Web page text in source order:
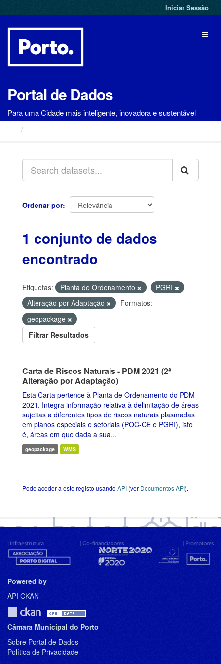
para
Iniciar Sessão
Portal de Dados
Para uma Cidade mais inteligente, inovadora e sustentável
Ordenar por
1 conjunto de dados
encontrado
Etiquetas: Planta de Ordenamento
PGRI
Alteração por Adaptação
Formatos:
geopackage
Filtrar Resultados
Carta de Riscos Naturais - PDM 2021 (2ª
Alteração por Adaptação)
Esta Carta pertence à Planta de Ordenamento do PDM
2021. Integra informação relativa à delimitação de áreas
sujeitas a diferentes tipos de riscos naturais plasmadas
em planos especiais e setoriais (POC-CE e PGRI), isto
é, áreas em que dada a sua...
geopackage WMS
Pode aceder a este registo usando API(ver Documentos API).
Powered by
API CKAN
Câmara Municipal do Porto
Sobre Portal de Dados
Política de Privacidade